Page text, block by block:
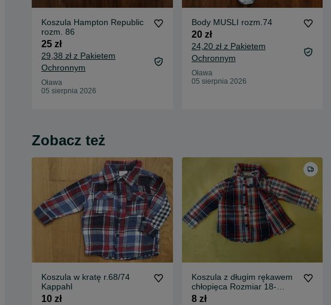
Koszula Hampton Republic
rozm. 86
25 zł
29,38 zł z Pakietem
Ochronnym
Oława
05 sierpnia 2026
Body MUSLI rozm.74
20 zł
24,20 zł z Pakietem
Ochronnym
Oława
05 sierpnia 2026
Zobacz też
Koszula w kratę r.68/74
Kappahl
10 zł
Koszula z długim rękawem
chłopięca Rozmiar 18-
24mce.
8 zł